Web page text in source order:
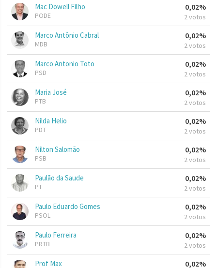
Mac Dowell Filho
PODE
0,02%
2 votos
Marco Antônio Cabral
MDB
0,02%
2 votos
Marco Antonio Toto
PSD
0,02%
2 votos
Maria José
PTB
0,02%
2 votos
Nilda Helio
PDT
0,02%
2 votos
Nilton Salomão
PSB
0,02%
2 votos
Paulão da Saude
PT
0,02%
2 votos
Paulo Eduardo Gomes
PSOL
0,02%
2 votos
Paulo Ferreira
PRTB
0,02%
2 votos
Prof Max 0,02%